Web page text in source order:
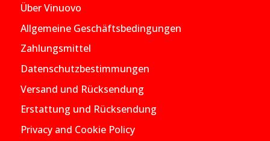
Über Vinuovo
Allgemeine Geschäftsbedingungen
Zahlungsmittel
Datenschutzbestimmungen
Versand und Rücksendung
Erstattung und Rücksendung
Privacy and Cookie Policy